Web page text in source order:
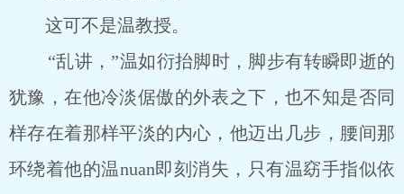
这可不是温教授。
“乱讲，”温如衍抬脚时，脚步有转瞬即逝的
犹豫，在他冷淡倨傲的外表之下，也不知是否同
样存在着那样平淡的内心，他迈出几步，腰间那
环绕着他的温nuan即刻消失，只有温窈手指似依